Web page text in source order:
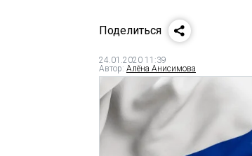
Поделиться
24.01.2020 11:39
Автор: Алёна Анисимова